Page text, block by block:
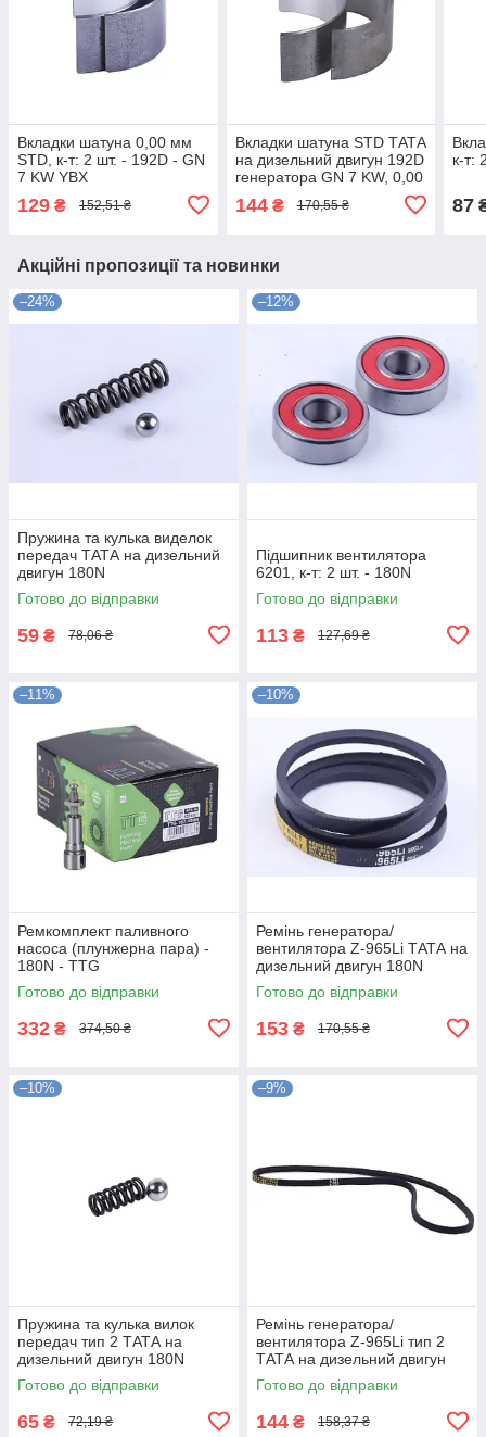
Вкладки шатуна 0,00 мм
STD, к-т: 2 шт. - 192D - GN
7 KW YBX
129 ₴ 152,51 ₴
Вкладки шатуна STD ТАТА
на дизельний двигун 192D
генератора GN 7 KW, 0,00
144₴ 170,55 ₴
к-т:
87
Акційні пропозиції та новинки
–24%
Пружина та кулька виделок
передач ТАТА на дизельний
двигун 180N
Готово до відправки
59 ₴ 78,06 ₴
–12%
Підшипник вентилятора
6201, к-т: 2 шт. - 180N
Готово до відправки
113 ₴ 127,69 ₴
–11%
Ремкомплект паливного
насоса (плунжерна пара) -
180N - TTG
Готово до відправки
332 ₴ 374,50 ₴
–10%
Ремінь генератора/
вентилятора Z-965Li ТАТА на
дизельний двигун 180N
Готово до відправки
153 ₴ 170,55 ₴
–10%
Пружина та кулька вилок
передач тип 2 ТАТА на
дизельний двигун 180N
Готово до відправки
65 ₴ 72,19 ₴
–9%
Ремінь генератора/
вентилятора Z-965Li тип 2
ТАТА на дизельний двигун
180N
Готово до відправки
144 ₴ 158,37 ₴